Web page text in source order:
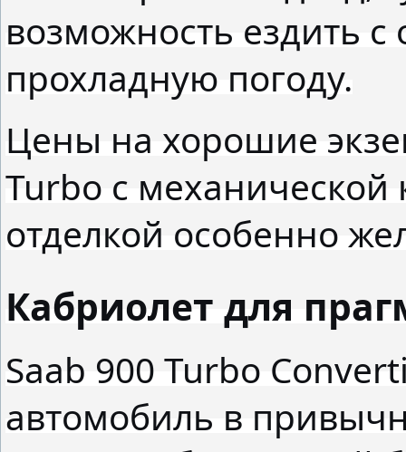
возможность ездить
прохладную погоду.
Цены на хорошие
Turbo с
отделкой особенно
Кабриолет для
Saab 900 Turbo
автомобиль в